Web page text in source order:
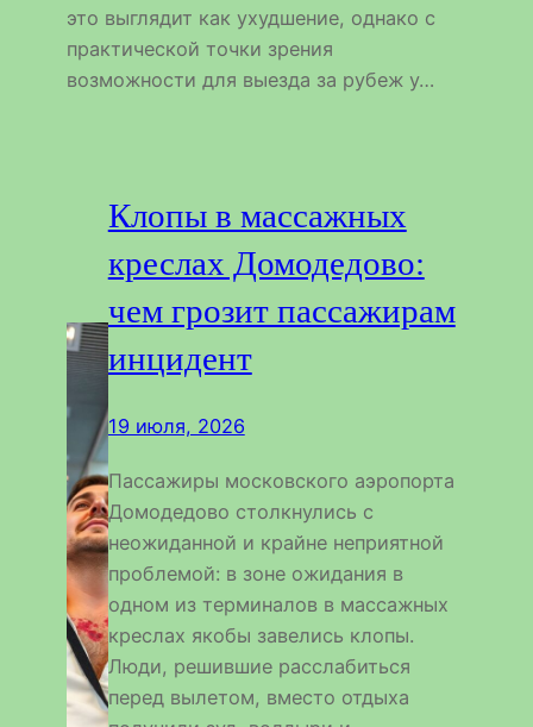
это выглядит как ухудшение, однако с
практической точки зрения
возможности для выезда за рубеж у…
Клопы в массажных
креслах Домодедово:
чем грозит пассажирам
инцидент
19 июля, 2026
Пассажиры московского аэропорта
Домодедово столкнулись с
неожиданной и крайне неприятной
проблемой: в зоне ожидания в
одном из терминалов в массажных
креслах якобы завелись клопы.
Люди, решившие расслабиться
перед вылетом, вместо отдыха